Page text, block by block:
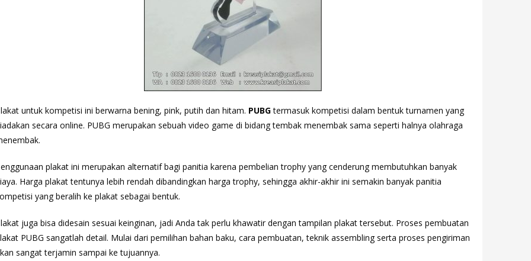
untuk kompetisi ini berwarna bening, pink, putih dan hitam. PUBGtermasuk kompetisi dalam bentuk turnamen yang
secara online. PUBG merupakan sebuah video game di bidang tembak menembak sama seperti halnya olahraga
plakat ini merupakan alternatif bagi panitia karena pembelian trophy yang cenderung membutuhkan banyak
Harga plakat tentunya lebih rendah dibandingkan harga trophy, sehingga akhir-akhir ini semakin banyak panitia
yang beralih ke plakat sebagai bentuk.
juga bisa didesain sesuai keinginan, jadi Anda tak perlu khawatir dengan tampilan plakat tersebut. Proses pembuatan
PUBG sangatlah detail. Mulai dari pemilihan bahan baku, cara pembuatan, teknik assembling serta proses pengiriman
sangat terjamin sampai ke tujuannya.